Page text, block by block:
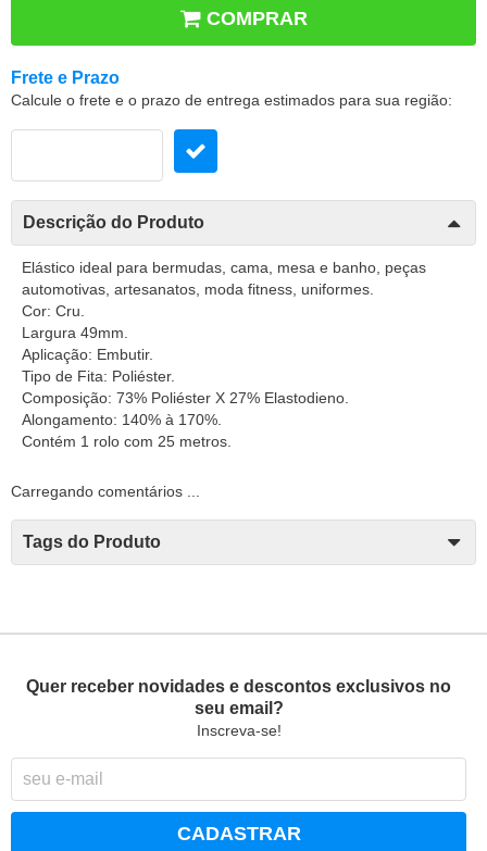
COMPRAR
Frete e Prazo
Calcule o frete e o prazo de entrega estimados para sua região:
Descrição do Produto
Elástico ideal para bermudas, cama, mesa e banho, peças
automotivas, artesanatos, moda fitness, uniformes.
Cor: Cru.
Largura 49mm.
Aplicação: Embutir.
Tipo de Fita: Poliéster.
Composição: 73% Poliéster X 27% Elastodieno.
Alongamento: 140% à 170%.
Contém 1 rolo com 25 metros.
Carregando comentários ...
Tags do Produto
Quer receber novidades e descontos exclusivos no
seu email?
Inscreva-se!
CADASTRAR